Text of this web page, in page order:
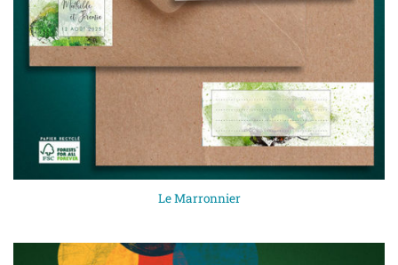
Le Marronnier